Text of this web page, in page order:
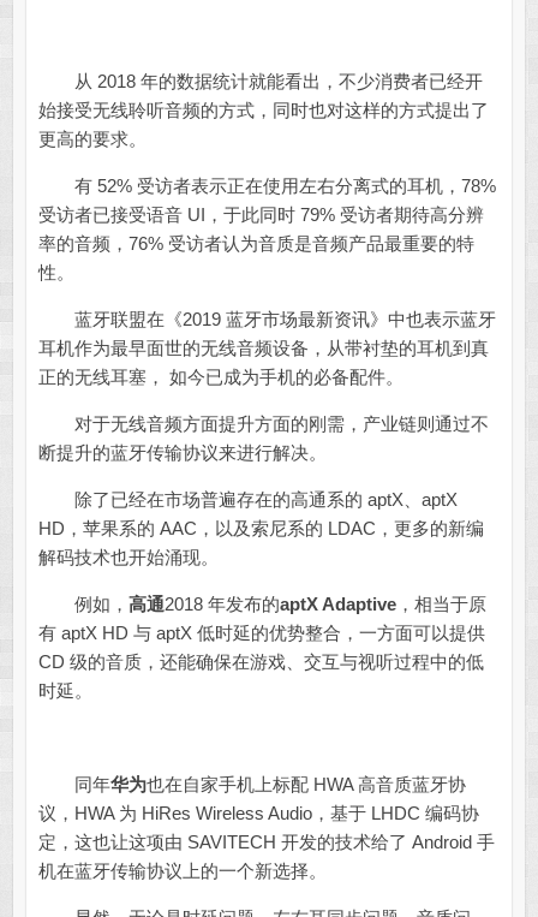
从 2018 年的数据统计就能看出，不少消费者已经开
始接受无线聆听音频的方式，同时也对这样的方式提出了
更高的要求。
有 52% 受访者表示正在使用左右分离式的耳机，78%
受访者已接受语音 UI，于此同时 79% 受访者期待高分辨
率的音频，76% 受访者认为音质是音频产品最重要的特
性。
蓝牙联盟在《2019 蓝牙市场最新资讯》中也表示蓝牙
耳机作为最早面世的无线音频设备，从带衬垫的耳机到真
正的无线耳塞， 如今已成为手机的必备配件。
对于无线音频方面提升方面的刚需，产业链则通过不
断提升的蓝牙传输协议来进行解决。
除了已经在市场普遍存在的高通系的 aptX、aptX
HD，苹果系的 AAC，以及索尼系的 LDAC，更多的新编
解码技术也开始涌现。
例如， 高通2018 年发布的aptX Adaptive，相当于原
有 aptX HD 与 aptX 低时延的优势整合，一方面可以提供
CD 级的音质，还能确保在游戏、交互与视听过程中的低
时延。
同年华为也在自家手机上标配 HWA 高音质蓝牙协
议，HWA 为 HiRes Wireless Audio，基于 LHDC 编码协
定，这也让这项由 SAVITECH 开发的技术给了 Android 手
机在蓝牙传输协议上的一个新选择。